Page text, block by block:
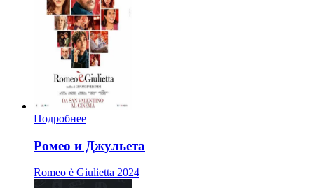
Подробнее
Ромео и Джульета
Romeo è Giulietta 2024